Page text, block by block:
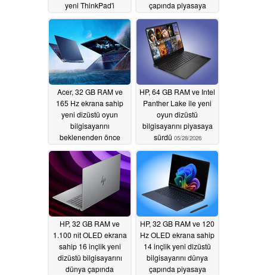
yeni ThinkPad'i
sürdü 05/29/2026
çapında piyasaya
05/29/2026
Acer, 32 GB RAM ve
165 Hz ekrana sahip
yeni dizüstü oyun
bilgisayarını
beklenenden önce
05/28/2026
HP, 64 GB RAM ve Intel
Panther Lake ile yeni
oyun dizüstü
bilgisayarını piyasaya
sürdü 05/28/2026
HP, 32 GB RAM ve
1.100 nit OLED ekrana
sahip 16 inçlik yeni
dizüstü bilgisayarını
dünya çapında
HP, 32 GB RAM ve 120
Hz OLED ekrana sahip
14 inçlik yeni dizüstü
bilgisayarını dünya
çapında piyasaya